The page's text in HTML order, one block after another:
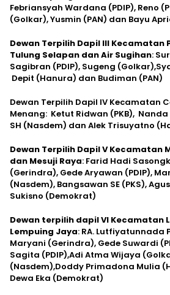
Febriansyah Wardana (PDIP), Reno
(Golkar), Yusmin (PAN) dan Bayu
Dewan Terpilih Dapil III Kecamatan
Tulung Selapan dan Air Sugihan:
Sagibran (PDIP), Sugeng
Depit (Hanura) dan Budiman (PAN)
Dewan Terpilih Dapil IV Kecamatan
Menang: Ketut Ridwan (PKB), Nanda
SH (Nasdem) dan Alek Trisuyatno
Dewan Terpilih Dapil V Kecamatan
dan Mesuji Raya: Farid Hadi
(Gerindra), Gede Aryawan (PDIP),
(Nasdem), Bangsawan SE (PKS),
Sukisno (Demokrat)
Dewan terpilih dapil VI Kecamatan
Lempuing Jaya: RA. Lutfiyatunnada
Maryani (Gerindra), Gede Suwardi
Sagita (PDIP),Adi Atma Wijaya
(Nasdem),Doddy Primadona Mulia
Dewa Eka (Demokrat)